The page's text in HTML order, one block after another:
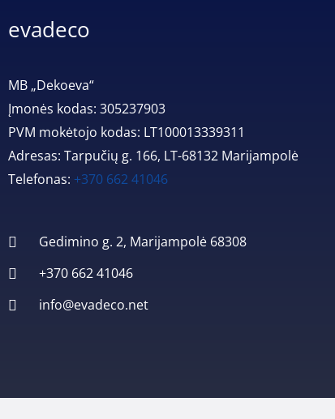
evadeco
MB „Dekoeva“
Įmonės kodas: 305237903
PVM mokėtojo kodas: LT100013339311
Adresas: Tarpučių g. 166, LT-68132 Marijampolė
Telefonas: +370 662 41046
Gedimino g. 2, Marijampolė 68308
+370 662 41046
info@evadeco.net